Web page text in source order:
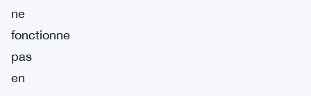
ne
fonctionne
pas
en